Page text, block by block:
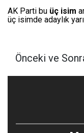
AK Parti bu üç isim
üç isimde adaylık
Önceki ve